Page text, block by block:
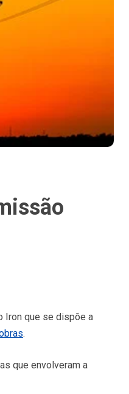
Iron que se dispõe a
.
que envol­veram a